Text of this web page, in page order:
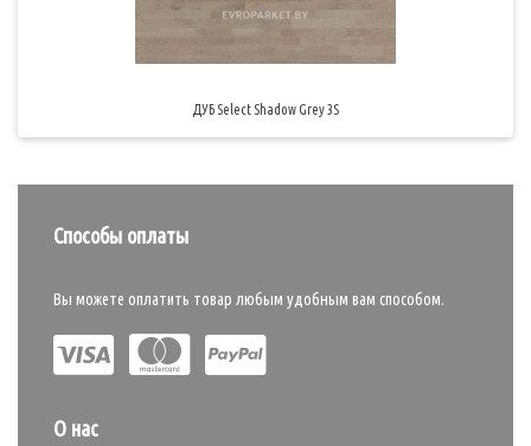
ДУБ Select Shadow Grey 3S
Способы оплаты
Вы можете оплатить товар любым удобным вам способом.
О нас